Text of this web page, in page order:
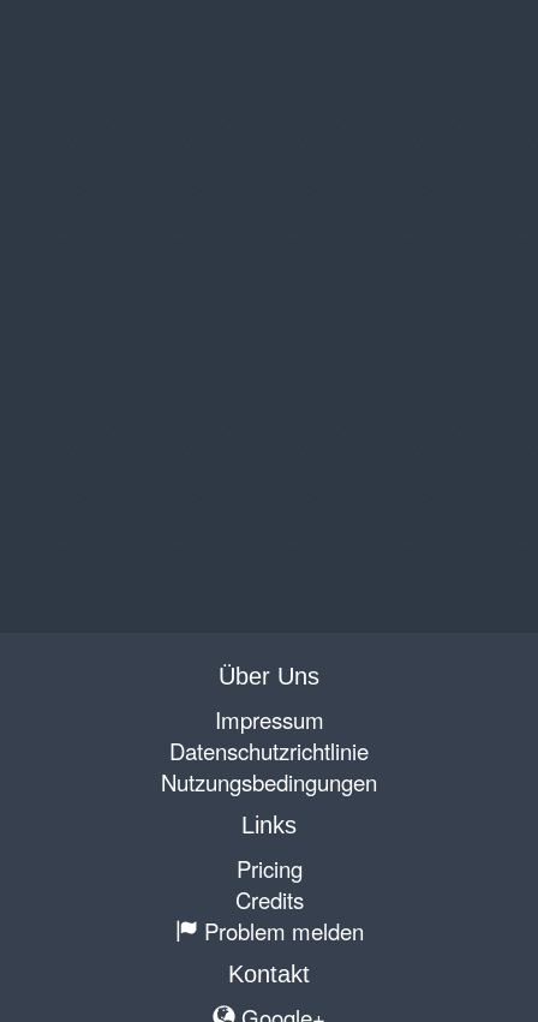
Über Uns
Impressum
Datenschutzrichtlinie
Nutzungsbedingungen
Links
Pricing
Credits
Problem melden
Kontakt